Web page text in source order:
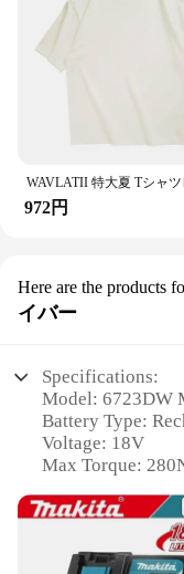
972円
Here are the products
イバー
Specifications:
Model: 6723DW
Battery Type:
Voltage: 18V
Max Torque:
Weight: 2.4kg
Dimensions: